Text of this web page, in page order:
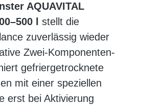
AQUAVITAL
l
stellt die
zuverlässig wieder
Zwei-Komponenten-
gefriergetrocknete
mit einer speziellen
erst bei Aktivierung